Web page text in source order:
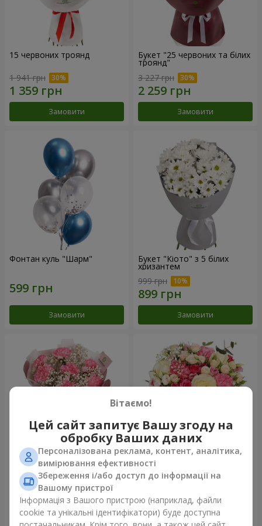
15 червоних троянд
1 941 грн
Замовити
Букет "25 червоних та білих
троянд"
3 227 грн
Замовити
Фонтан куль "Шарм"
Замовити
Букет "Кіото" з 5 білих
хризантем
999 грн
Замовити
Букет "Королева
Карибського моря"
1 374 грн
Замовити
Квіти в коробці "Помпадур"
Замовити
Вітаємо!
Цей сайт запитує Вашу згоду на
обробку Ваших даних
Персоналізована реклама, контент, аналітика,
вимірювання ефективності
Збереження і/або доступ до інформації на
Вашому пристрої
Інформація з Вашого пристрою (наприклад, файли
cookie та унікальні ідентифікатори) буде доступна